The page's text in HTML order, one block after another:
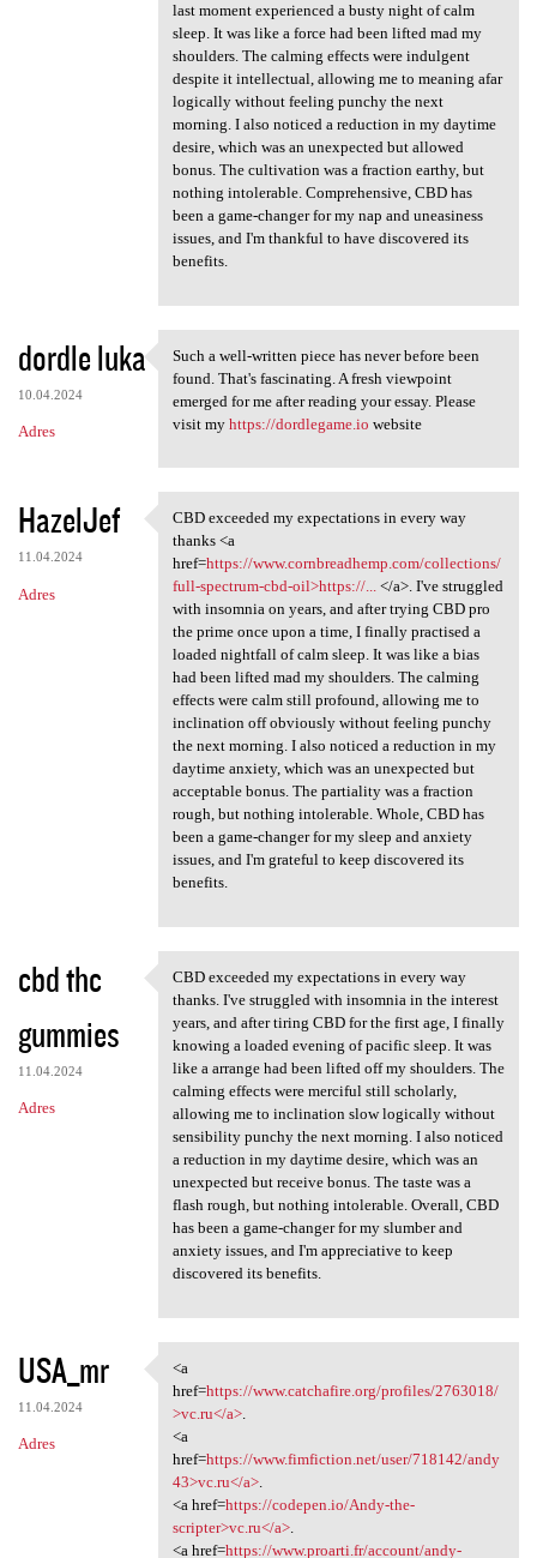
last moment experienced a busty night of calm
sleep. It was like a force had been lifted mad my
shoulders. The calming effects were indulgent
despite it intellectual, allowing me to meaning afar
logically without feeling punchy the next
morning. I also noticed a reduction in my daytime
desire, which was an unexpected but allowed
bonus. The cultivation was a fraction earthy, but
nothing intolerable. Comprehensive, CBD has
been a game-changer for my nap and uneasiness
issues, and I'm thankful to have discovered its
benefits.
dordle luka
10.04.2024
Adres
Such a well-written piece has
Such a well-written piece has never before been
found. That's fascinating. A fresh viewpoint
emerged for me after reading your essay. Please
visit my https://dordlegame.io website
HazelJef
11.04.2024
Adres
CBD exceeded my expectations
CBD exceeded my expectations in every way
thanks <a
href=https://www.cornbreadhemp.com/collections/
full-spectrum-cbd-oil>https://...</a>. I've struggled
with insomnia on years, and after trying CBD pro
the prime once upon a time, I finally practised a
loaded nightfall of calm sleep. It was like a bias
had been lifted mad my shoulders. The calming
effects were calm still profound, allowing me to
inclination off obviously without feeling punchy
the next morning. I also noticed a reduction in my
daytime anxiety, which was an unexpected but
acceptable bonus. The partiality was a fraction
rough, but nothing intolerable. Whole, CBD has
been a game-changer for my sleep and anxiety
issues, and I'm grateful to keep discovered its
benefits.
cbd thc
gummies
11.04.2024
Adres
CBD exceeded my expectations
CBD exceeded my expectations in every way
thanks. I've struggled with insomnia in the interest
years, and after tiring CBD for the first age, I finally
knowing a loaded evening of pacific sleep. It was
like a arrange had been lifted off my shoulders. The
calming effects were merciful still scholarly,
allowing me to inclination slow logically without
sensibility punchy the next morning. I also noticed
a reduction in my daytime desire, which was an
unexpected but receive bonus. The taste was a
flash rough, but nothing intolerable. Overall, CBD
has been a game-changer for my slumber and
anxiety issues, and I'm appreciative to keep
discovered its benefits.
USA_mr
11.04.2024
Adres
<a href=https://www
<a
href=https://www.catchafire.org/profiles/2763018/
>vc.ru</a>.
<a
href=https://www.fimfiction.net/user/718142/andy
43>vc.ru</a>.
<a href=https://codepen.io/Andy-the-
scripter>vc.ru</a>.
<a href=https://www.proarti.fr/account/andy-